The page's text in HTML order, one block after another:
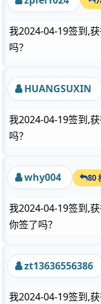
我2024-04-19签到,
吗？
HUANGSUXIN
我2024-04-19签到,
吗？
why004 80
我2024-04-19签到,
你签了吗？
zt13636556386
我2024-04-19签到,